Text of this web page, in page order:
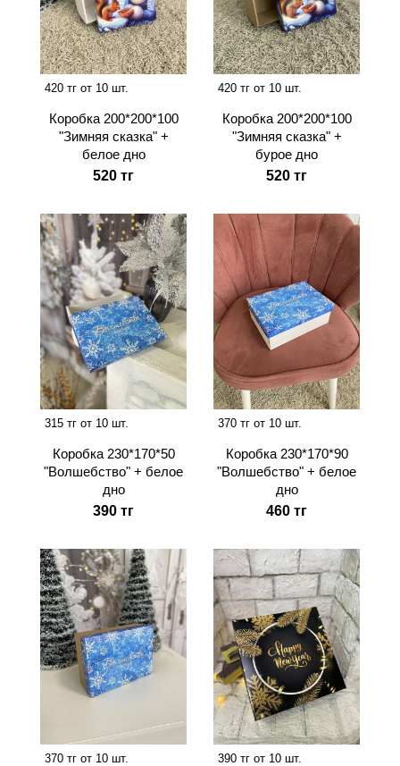
420 тг от 10 шт.
Коробка 200*200*100
"Зимняя сказка" +
белое дно
520 тг
420 тг от 10 шт.
Коробка 200*200*100
"Зимняя сказка" +
бурое дно
520 тг
315 тг от 10 шт.
Коробка 230*170*50
"Волшебство" + белое
дно
390 тг
370 тг от 10 шт.
Коробка 230*170*90
"Волшебство" + белое
дно
460 тг
370 тг от 10 шт. 390 тг от 10 шт.